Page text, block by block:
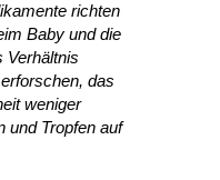
richten
Baby und die
Verhältnis
das
weniger
und Tropfen auf